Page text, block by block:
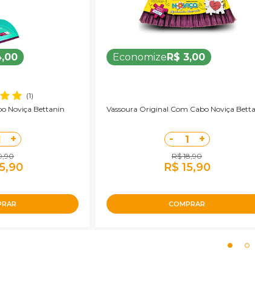
(1)
Noviça Bettanin
+
EconomizeR$ 3,00
Vassoura Original Com Cabo Noviça
- 1 +
R$ 18,90
R$ 15,90
COMPRAR